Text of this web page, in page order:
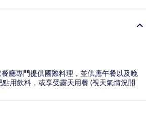
廳專門提供國際料理，並供應午餐以及晚
用飲料，或享受露天用餐 (視天氣情況開